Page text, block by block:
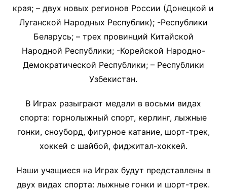
края; – двух новых регионов России (Донецкой и
Луганской Народных Республик); -Республики
Беларусь; – трех провинций Китайской
Народной Республики; -Корейской Народно-
Демократической Республики; – Республики
Узбекистан.
В Играх разыграют медали в восьми видах
спорта: горнолыжный спорт, керлинг, лыжные
гонки, сноуборд, фигурное катание, шорт-трек,
хоккей с шайбой, фиджитал-хоккей.
Наши учащиеся на Играх будут представлены в
двух видах спорта: лыжные гонки и шорт-трек.